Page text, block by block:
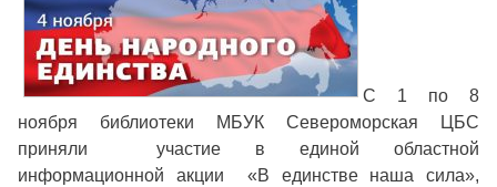
С 1 по 8
ноября библиотеки МБУК Североморская ЦБС
приняли участие в единой областной
информационной акции «В единстве наша сила»,